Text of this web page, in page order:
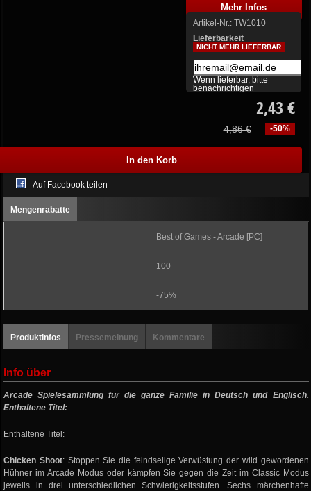
Mehr Infos
Artikel-Nr.: TW1010
Lieferbarkeit
NICHT MEHR LIEFERBAR
Wenn lieferbar, bitte
benachrichtigen
2,43 €
-50%
4,86 €
Auf Facebook teilen
Mengenrabatte
Best of Games - Arcade [PC]
100
-75%
Produktinfos Pressemeinung Kommentare
Info über
Arcade Spielesammlung für die ganze Familie in Deutsch und Englisch.
Enthaltene Titel:
Enthaltene Titel:
Chicken Shoot: Stoppen Sie die feindselige Verwüstung der wild gewordenen
Hühner im Arcade Modus oder kämpfen Sie gegen die Zeit im Classic Modus
jeweils in drei unterschiedlichen Schwierigkeitsstufen. Sechs märchenhafte